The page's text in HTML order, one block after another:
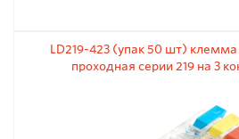
LD219-423 (упак 50 шт)
проходная серии 219 на 3